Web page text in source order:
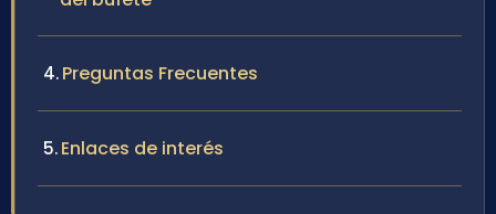
Preguntas Frecuentes
Enlaces de interés